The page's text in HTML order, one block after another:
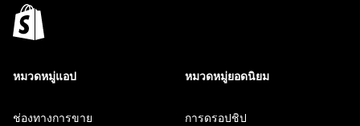
หมวดหมู่แอป
ช่องทางการขาย
หมวดหมู่ยอดนิยม
การดรอปชิป